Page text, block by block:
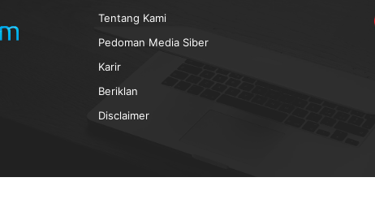
Tentang Kami
Pedoman Media Siber
Karir
Beriklan
Disclaimer